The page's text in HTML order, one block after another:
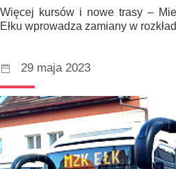
Więcej kursów i nowe trasy –
Ełku wprowadza zamiany w
29 maja 2023